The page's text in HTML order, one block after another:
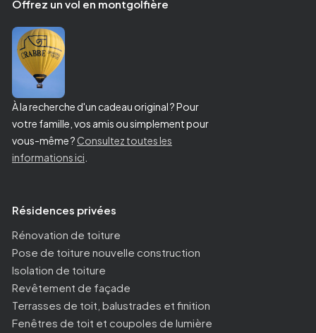
Offrez un vol en montgolfière
À la recherche d'un cadeau original ? Pour
votre famille, vos amis ou simplement pour
vous-même ? Consultez toutes les
informations ici
Résidences privées
Rénovation de toiture
Pose de toiture nouvelle construction
Isolation de toiture
Revêtement de façade
Terrasses de toit, balustrades et finition
Fenêtres de toit et coupoles de lumière